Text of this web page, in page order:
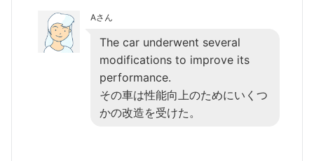
Aさん
The car underwent several
modifications to improve its
performance.
その車は性能向上のためにいくつ
かの改造を受けた。